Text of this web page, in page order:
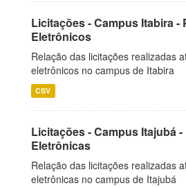
Licitações - Campus Itabira -
Eletrônicos
Relação das licitações realizadas
eletrônicos no campus de Itabira
CSV
Licitações - Campus Itajubá
Eletrônicas
Relação das licitações realizadas
eletrônicas no campus de Itajubá